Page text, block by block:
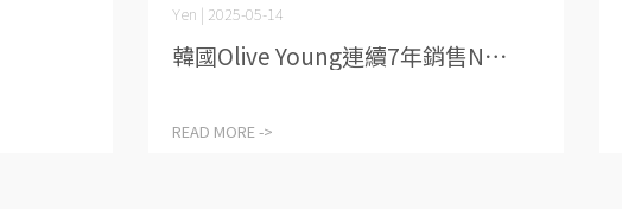
Yen | 2025-05-14
韓國Olive Young連續7年銷售N⋯
READ MORE ->